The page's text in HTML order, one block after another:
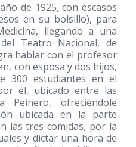
de 1925, con escasos
en su bolsillo), para
llegando a una
Teatro Nacional, de
hablar con el profesor
con esposa y dos hijos,
300 estudiantes en el
él, ubicado entre las
Peinero, ofreciéndole
ubicada en la parte
las tres comidas, por la
y dictar una hora de